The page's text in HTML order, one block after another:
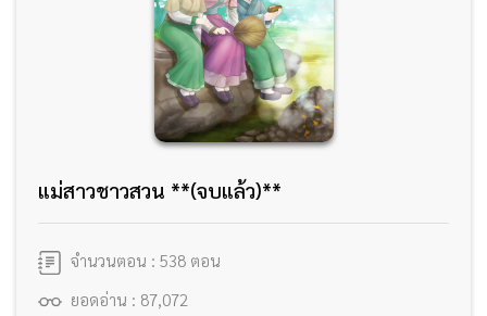
แม่สาวชาวสวน **(จบแล้ว)**
จำนวนตอน : 538 ตอน
ยอดอ่าน : 87,072